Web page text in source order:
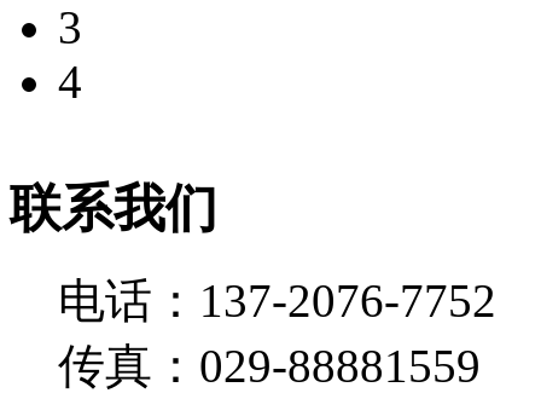
3
4
联系我们
电话：137-2076-7752
传真：029-88881559